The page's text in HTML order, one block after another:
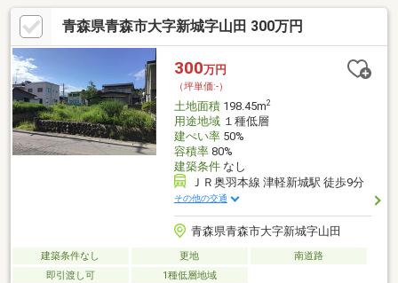
青森県青森市大字新城字山田 300万円
300万円
（坪単価:-）
土地面積198.45m2
用途地域１種低層
建ぺい率50%
容積率80%
建築条件なし
ＪＲ奥羽本線 津軽新城駅 徒歩9分
その他の交通
青森県青森市大字新城字山田
建築条件なし 更地
南道路
即引渡し可
1種低層地域